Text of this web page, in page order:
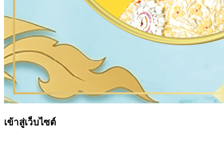
เข้าสู่เว็บไซต์